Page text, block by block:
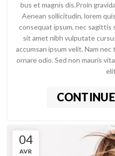
bus et magnis dis.Proin
Aenean sollicitudin, lorem
consequat ipsum, nec sagittis
sit amet nibh vulputate
accumsan ipsum velit. Nam
ornare odio. Sed non mauris
04
AVR